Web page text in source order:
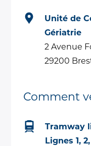
Unité de
Gériatrie
2 Avenue
29200
Comment
Tramway
Lignes 1,